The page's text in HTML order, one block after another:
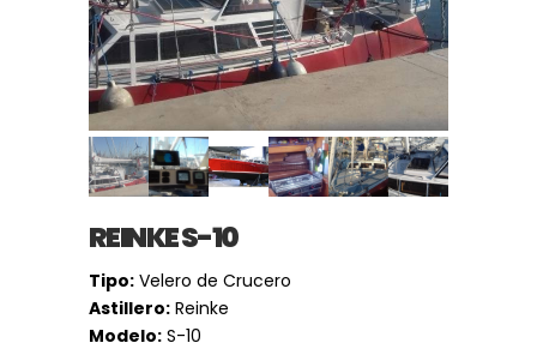
REINKE S-10
Tipo: Velero de Crucero
Astillero: Reinke
Modelo: S-10